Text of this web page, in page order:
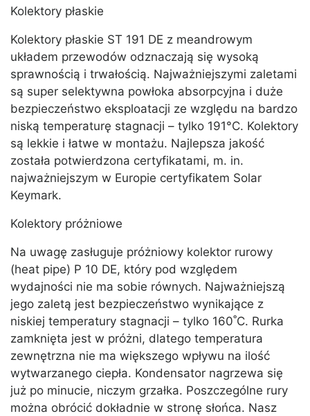
Kolektory płaskie
Kolektory płaskie ST 191 DE z meandrowym
układem przewodów odznaczają się wysoką
sprawnością i trwałością. Najważniejszymi zaletami
są super selektywna powłoka absorpcyjna i duże
bezpieczeństwo eksploatacji ze względu na bardzo
niską temperaturę stagnacji – tylko 191°C. Kolektory
są lekkie i łatwe w montażu. Najlepsza jakość
została potwierdzona certyfikatami, m. in.
najważniejszym w Europie certyfikatem Solar
Keymark.
Kolektory próżniowe
Na uwagę zasługuje próżniowy kolektor rurowy
(heat pipe) P 10 DE, który pod względem
wydajności nie ma sobie równych. Najważniejszą
jego zaletą jest bezpieczeństwo wynikające z
niskiej temperatury stagnacji – tylko 160˚C. Rurka
zamknięta jest w próżni, dlatego temperatura
zewnętrzna nie ma większego wpływu na ilość
wytwarzanego ciepła. Kondensator nagrzewa się
już po minucie, niczym grzałka. Poszczególne rury
można obrócić dokładnie w stronę słońca. Nasz